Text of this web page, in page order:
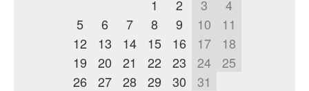
1
2 3
4
5
6 7 8 9 10
11
12
13 14 15 16 17
18
19
20 21 22 23 24
25
26
27 28 29 30 31